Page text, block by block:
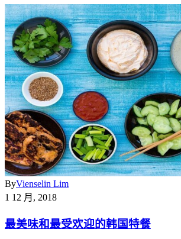
ByVienselin Lim
1 12 月, 2018
最美味和最受欢迎的韩国特餐